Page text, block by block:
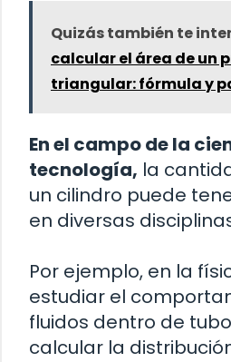
Quizás también te
calcular el área de un
triangular: fórmula y
En el campo de la
tecnología, la
un cilindro puede
en diversas
Por ejemplo, en la
estudiar el
fluidos dentro de
calcular la